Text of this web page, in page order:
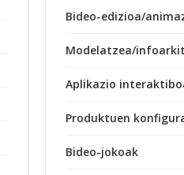
Bideo-edizioa/
Modelatzea/
Aplikazio
Produktuen
Bideo-jokoak